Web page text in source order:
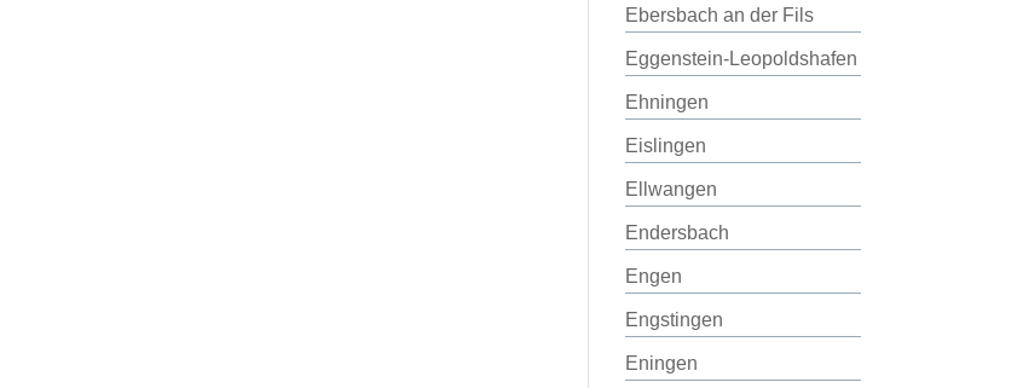
Ebersbach an der Fils
Eggenstein-Leopoldshafen
Ehningen
Eislingen
Ellwangen
Endersbach
Engen
Engstingen
Eningen